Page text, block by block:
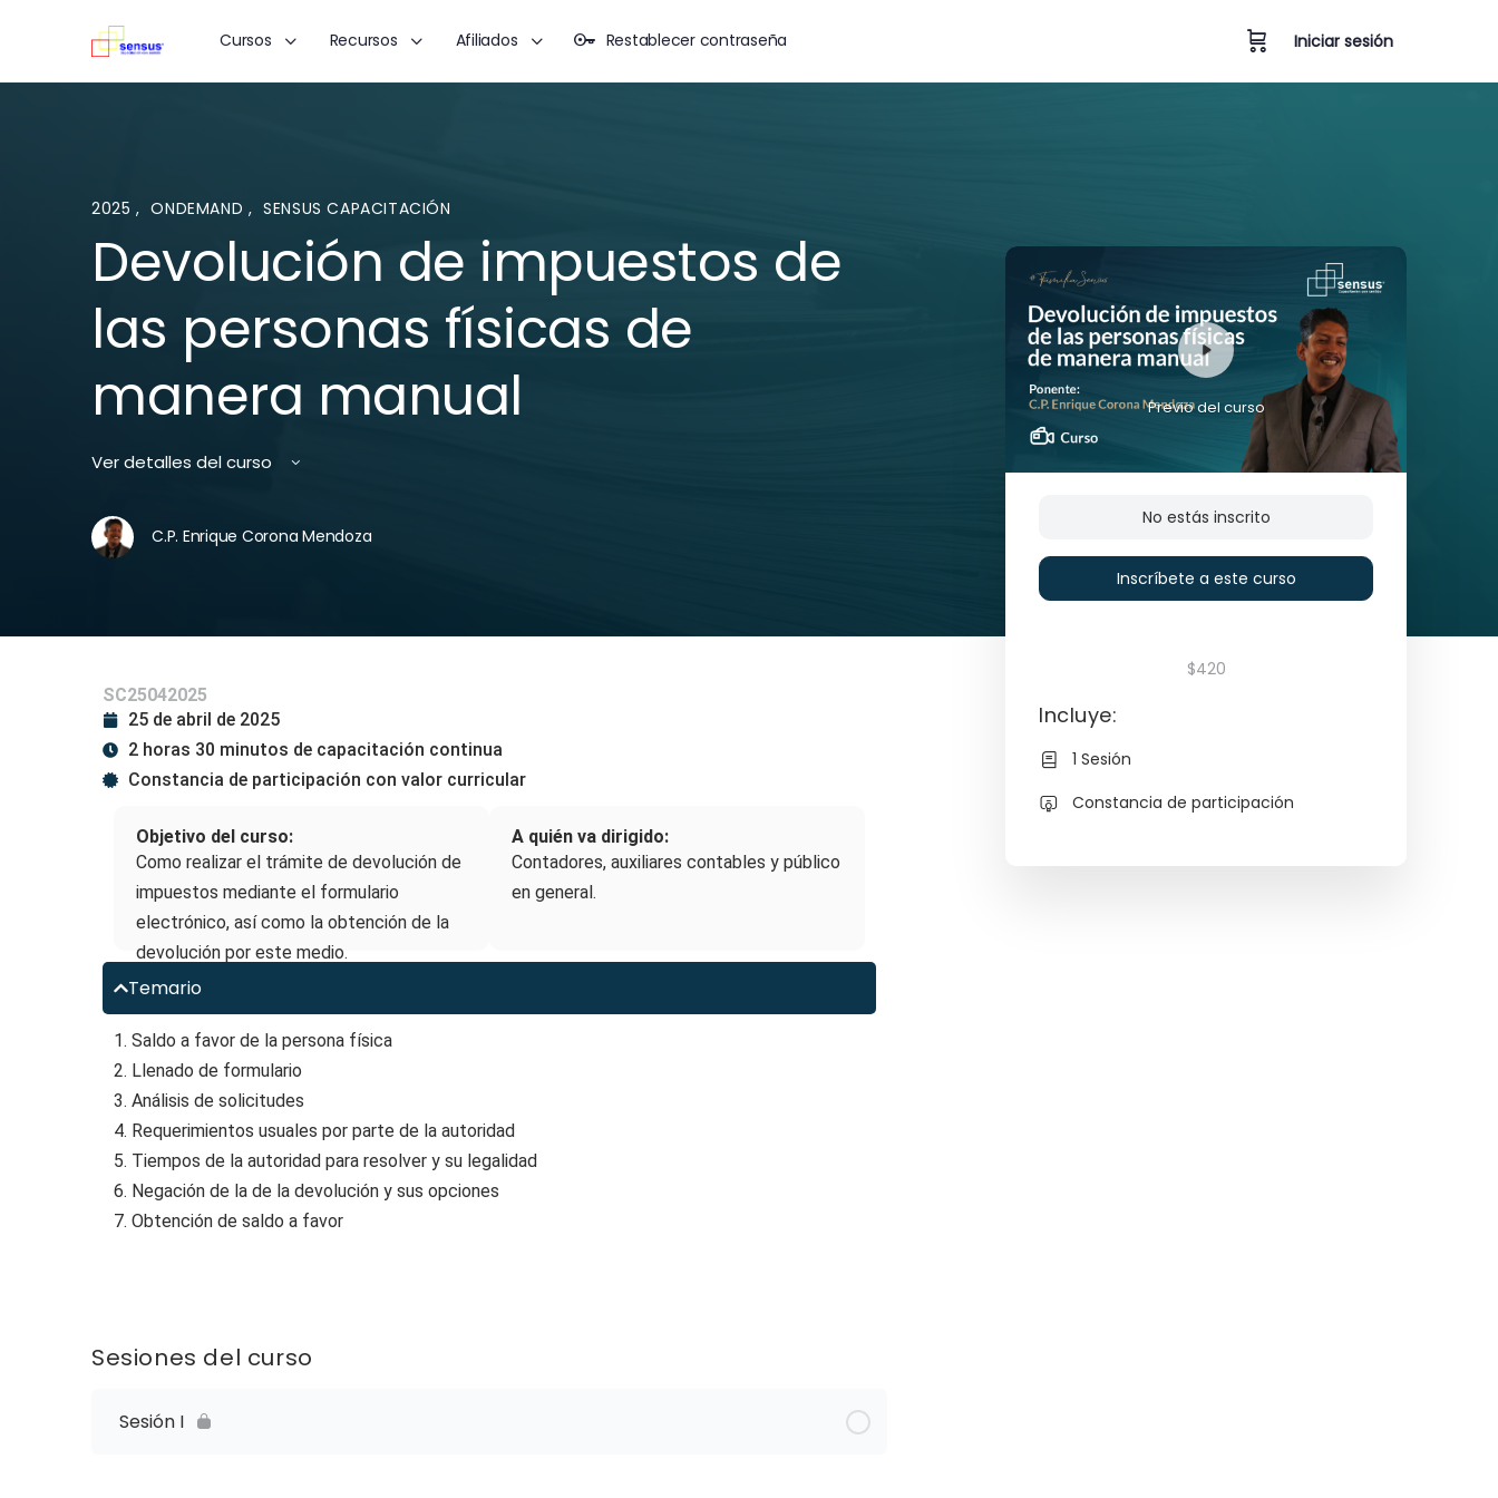
Cursos Recursos Afiliados Restablecer contraseña Iniciar sesión
2025, ONDEMAND , SENSUS CAPACITACIÓN
Devolución de impuestos de
las personas físicas de
manera manual
Ver detalles del curso
C.P. Enrique Corona Mendoza
SC25042025
25 de abril de 2025
2 horas 30 minutos de capacitación continua
Constancia de participación con valor curricular
Objetivo del curso:
Como realizar el trámite de devolución de
impuestos mediante el formulario
electrónico, así como la obtención de la
devolución por este medio.
A quién va dirigido:
Contadores, auxiliares contables y público
en general.
Temario
1. Saldo a favor de la persona física
2. Llenado de formulario
3. Análisis de solicitudes
4. Requerimientos usuales por parte de la autoridad
5. Tiempos de la autoridad para resolver y su legalidad
6. Negación de la de la devolución y sus opciones
7. Obtención de saldo a favor
Sesiones del curso
Sesión I
Previo del curso
No estás inscrito
Inscríbete a este curso
$420
Incluye:
1 Sesión
Constancia de participación